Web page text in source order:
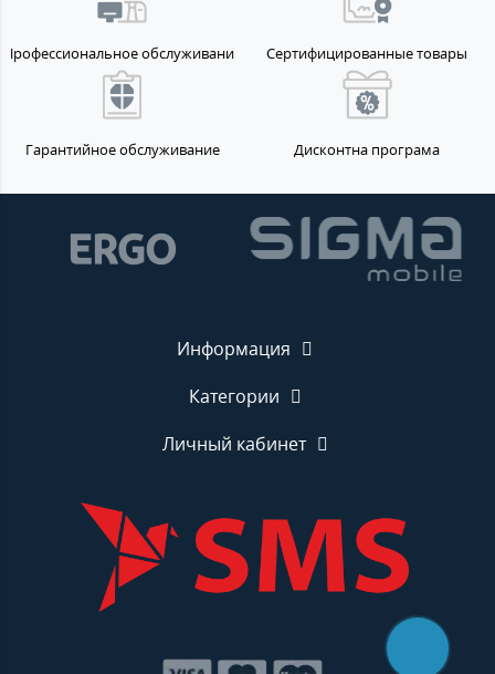
Профессиональное обслуживание Сертифицированные товары
Гарантийное обслуживание Дисконтна програма
Информация
Категории
Личный кабинет